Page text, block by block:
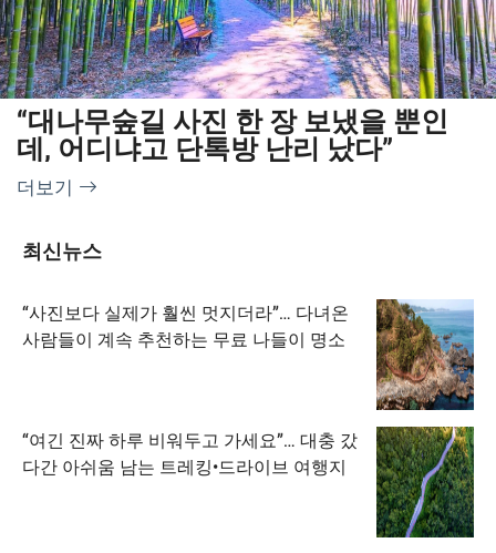
“대나무숲길 사진 한 장 보냈을 뿐인
데, 어디냐고 단톡방 난리 났다”
더보기
최신뉴스
“사진보다 실제가 훨씬 멋지더라”… 다녀온
사람들이 계속 추천하는 무료 나들이 명소
“여긴 진짜 하루 비워두고 가세요”… 대충 갔
다간 아쉬움 남는 트레킹•드라이브 여행지